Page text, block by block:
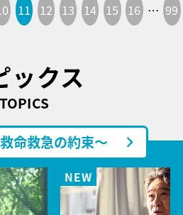
11 12 13 14 15 16 … 99
ックス
TOPICS
命救急の約束～